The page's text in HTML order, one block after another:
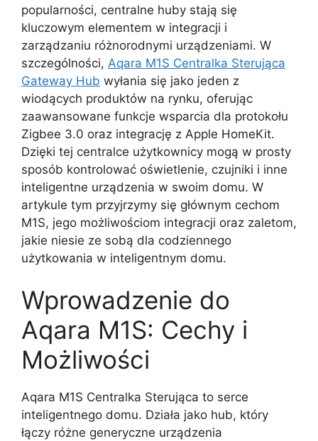
popularności, centralne huby stają się
kluczowym elementem w integracji i
zarządzaniu różnorodnymi urządzeniami. W
szczególności, Aqara M1S Centralka Sterująca
Gateway Hub wyłania się jako jeden z
wiodących produktów na rynku, oferując
zaawansowane funkcje wsparcia dla protokołu
Zigbee 3.0 oraz integrację z Apple HomeKit.
Dzięki tej centralce użytkownicy mogą w prosty
sposób kontrolować oświetlenie, czujniki i inne
inteligentne urządzenia w swoim domu. W
artykule tym przyjrzymy się głównym cechom
M1S, jego możliwościom integracji oraz zaletom,
jakie niesie ze sobą dla codziennego
użytkowania w inteligentnym domu.
Wprowadzenie do
Aqara M1S: Cechy i
Możliwości
Aqara M1S Centralka Sterująca to serce
inteligentnego domu. Działa jako hub, który
łączy różne generyczne urządzenia